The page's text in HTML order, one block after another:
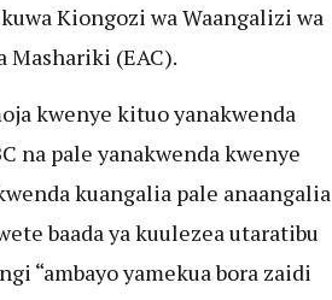
Kiongozi wa Waangalizi wa
Mashariki (EAC).
kwenye kituo yanakwenda
na pale yanakwenda kwenye
kuangalia pale anaangalia
baada ya kuulezea utaratibu
“ambayo yamekua bora zaidi